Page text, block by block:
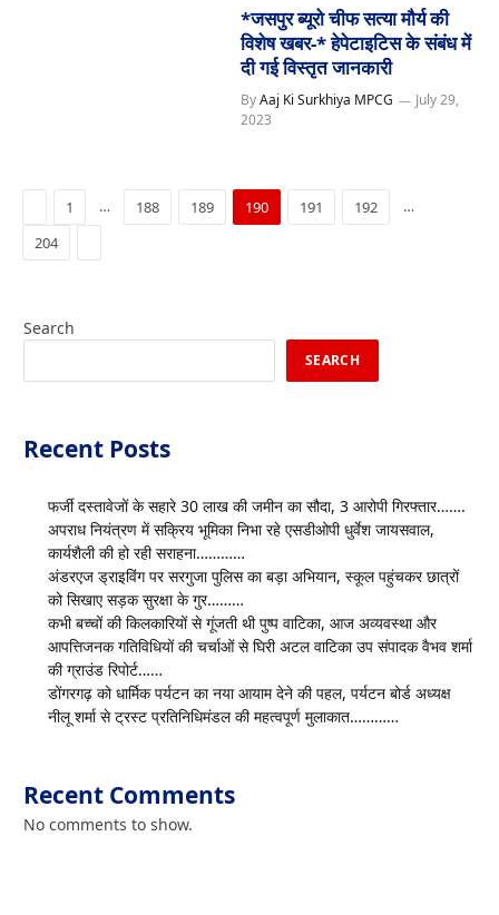
*जसपुर ब्यूरो चीफ सत्या मौर्य की
विशेष खबर-* हेपेटाइटिस के संबंध में
दी गई विस्तृत जानकारी
By Aaj Ki Surkhiya MPCG
July 29,
2023
Previous
1 … 188 189 190 191 192
…
204
Search
SEARCH
Recent Posts
फर्जी दस्तावेजों के सहारे 30 लाख की जमीन का सौदा, 3 आरोपी गिरफ्तार…….
अपराध नियंत्रण में सक्रिय भूमिका निभा रहे एसडीओपी धुर्वेश जायसवाल,
कार्यशैली की हो रही सराहना…………
अंडरएज ड्राइविंग पर सरगुजा पुलिस का बड़ा अभियान, स्कूल पहुंचकर छात्रों
को सिखाए सड़क सुरक्षा के गुर………
कभी बच्चों की किलकारियों से गूंजती थी पुष्प वाटिका, आज अव्यवस्था और
आपत्तिजनक गतिविधियों की चर्चाओं से घिरी अटल वाटिका उप संपादक वैभव शर्मा
की ग्राउंड रिपोर्ट……
डोंगरगढ़ को धार्मिक पर्यटन का नया आयाम देने की पहल, पर्यटन बोर्ड अध्यक्ष
नीलू शर्मा से ट्रस्ट प्रतिनिधिमंडल की महत्वपूर्ण मुलाकात…………
Recent Comments
No comments to show.